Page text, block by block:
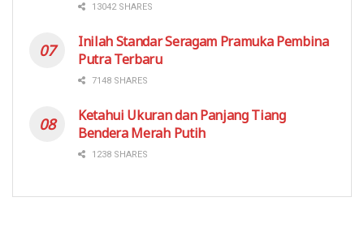
13042 SHARES
Inilah Standar Seragam Pramuka Pembina
Putra Terbaru
7148 SHARES
Ketahui Ukuran dan Panjang Tiang
Bendera Merah Putih
1238 SHARES